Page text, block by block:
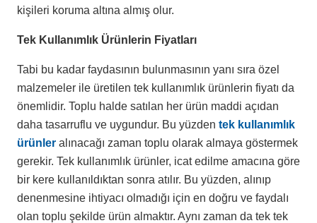
kişileri koruma altına almış olur.
Tek Kullanımlık Ürünlerin Fiyatları
Tabi bu kadar faydasının bulunmasının yanı sıra özel
malzemeler ile üretilen tek kullanımlık ürünlerin fiyatı da
önemlidir. Toplu halde satılan her ürün maddi açıdan
daha tasarruflu ve uygundur. Bu yüzden tek kullanımlık
ürünler alınacağı zaman toplu olarak almaya göstermek
gerekir. Tek kullanımlık ürünler, icat edilme amacına göre
bir kere kullanıldıktan sonra atılır. Bu yüzden, alınıp
denenmesine ihtiyacı olmadığı için en doğru ve faydalı
olan toplu şekilde ürün almaktır. Aynı zaman da tek tek